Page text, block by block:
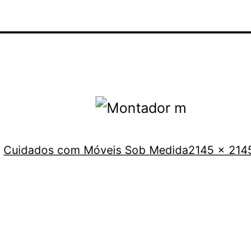
Cuidados com Móveis Sob Medida2145 ×